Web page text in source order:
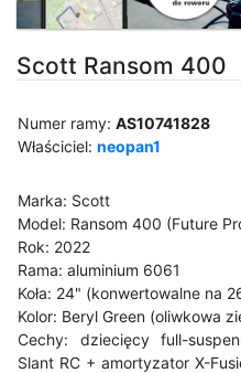
Scott Ransom 400
Numer ramy:AS10741828
Właściciel:neopan1
Marka: Scott
Model: Ransom 400 (Future
Rok: 2022
Rama: aluminium 6061
Koła: 24" (konwertowalne na
Kolor: Beryl Green (oliwkowa
Cechy: dziecięcy full-
Slant RC + amortyzator X-